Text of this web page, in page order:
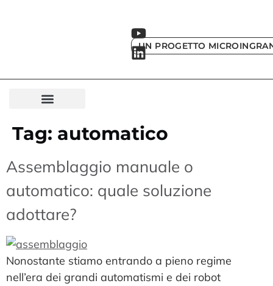
UN PROGETTO
Tag: automatico
Assemblaggio manuale o
automatico: quale soluzione
adottare?
Nonostante stiamo entrando a pieno regime
nell’era dei grandi automatismi e dei robot